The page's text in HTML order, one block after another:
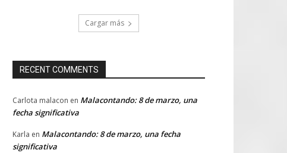
Cargar más
RECENT COMMENTS
Carlota malacon en Malacontando: 8 de marzo, una
fecha significativa
Karla en Malacontando: 8 de marzo, una fecha
significativa